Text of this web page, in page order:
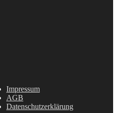
Impressum
AGB
Datenschutzerklärung